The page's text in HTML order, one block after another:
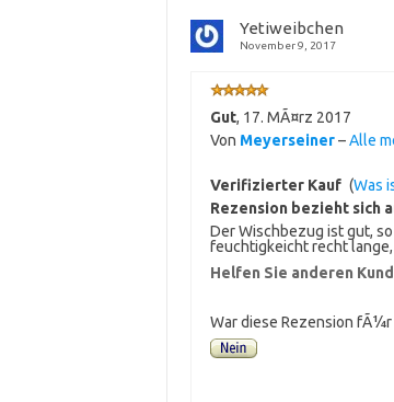
Yetiweibchen
November 9, 2017
Gut, 17. MÃ¤rz 2017
Von Meyerseiner–Alle
Verifizierter Kauf (Was
Rezension bezieht sich
Der Wischbezug ist gut,
feuchtigkeicht recht lange,
Helfen Sie anderen
War diese Rezension fÃ¼r